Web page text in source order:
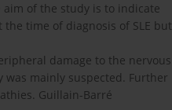
of the study is to indicate
time of diagnosis of SLE but
damage to the nervous
mainly suspected. Further
Guillain-Barré